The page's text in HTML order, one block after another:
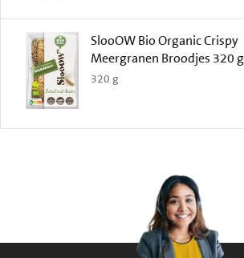
SlooOW Bio Organic Crispy
Meergranen Broodjes 320 g
320 g